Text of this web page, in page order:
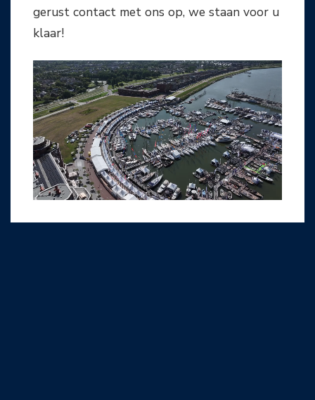
gerust contact met ons op, we staan voor u
klaar!